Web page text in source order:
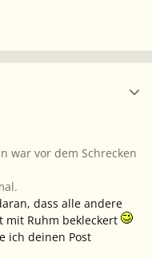
war vor dem Schrecken
dass alle andere
mit Ruhm bekleckert
ich deinen Post